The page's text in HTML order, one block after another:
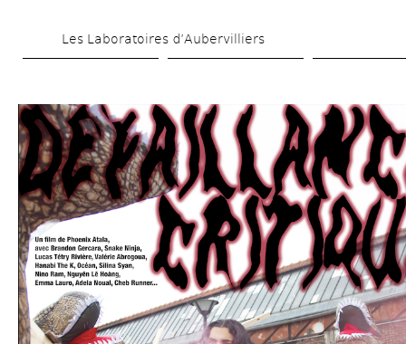
to
content
Les Laboratoires d’Aubervilliers